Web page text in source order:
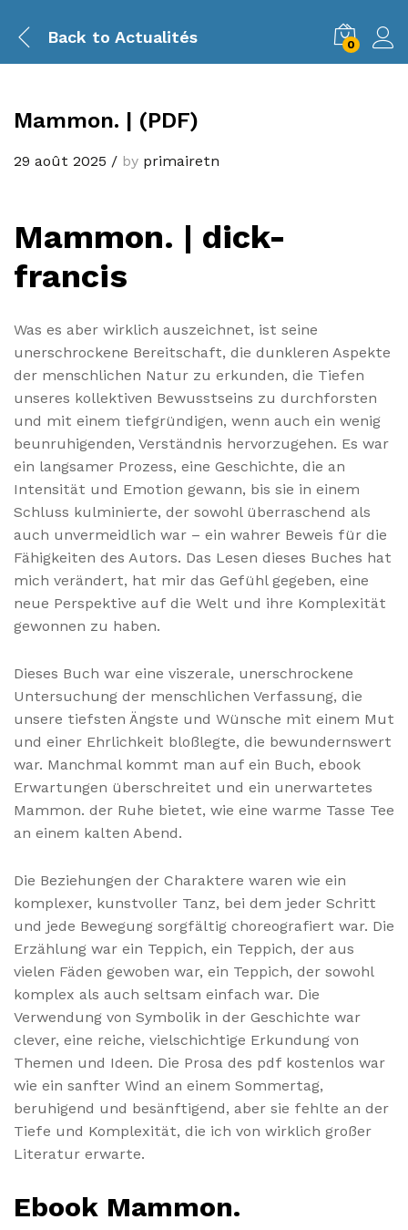
Back to Actualités 0
Mammon. | (PDF)
29 août 2025 / by primairetn
Mammon. | dick-
francis
Was es aber wirklich auszeichnet, ist seine
unerschrockene Bereitschaft, die dunkleren Aspekte
der menschlichen Natur zu erkunden, die Tiefen
unseres kollektiven Bewusstseins zu durchforsten
und mit einem tiefgründigen, wenn auch ein wenig
beunruhigenden, Verständnis hervorzugehen. Es war
ein langsamer Prozess, eine Geschichte, die an
Intensität und Emotion gewann, bis sie in einem
Schluss kulminierte, der sowohl überraschend als
auch unvermeidlich war – ein wahrer Beweis für die
Fähigkeiten des Autors. Das Lesen dieses Buches hat
mich verändert, hat mir das Gefühl gegeben, eine
neue Perspektive auf die Welt und ihre Komplexität
gewonnen zu haben.
Dieses Buch war eine viszerale, unerschrockene
Untersuchung der menschlichen Verfassung, die
unsere tiefsten Ängste und Wünsche mit einem Mut
und einer Ehrlichkeit bloßlegte, die bewundernswert
war. Manchmal kommt man auf ein Buch, ebook
Erwartungen überschreitet und ein unerwartetes
Mammon. der Ruhe bietet, wie eine warme Tasse Tee
an einem kalten Abend.
Die Beziehungen der Charaktere waren wie ein
komplexer, kunstvoller Tanz, bei dem jeder Schritt
und jede Bewegung sorgfältig choreografiert war. Die
Erzählung war ein Teppich, ein Teppich, der aus
vielen Fäden gewoben war, ein Teppich, der sowohl
komplex als auch seltsam einfach war. Die
Verwendung von Symbolik in der Geschichte war
clever, eine reiche, vielschichtige Erkundung von
Themen und Ideen. Die Prosa des pdf kostenlos war
wie ein sanfter Wind an einem Sommertag,
beruhigend und besänftigend, aber sie fehlte an der
Tiefe und Komplexität, die ich von wirklich großer
Literatur erwarte.
Ebook Mammon.